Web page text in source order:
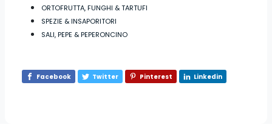
ORTOFRUTTA, FUNGHI & TARTUFI
SPEZIE & INSAPORITORI
SALI, PEPE & PEPERONCINO
Facebook Twitter Pinterest Linkedin